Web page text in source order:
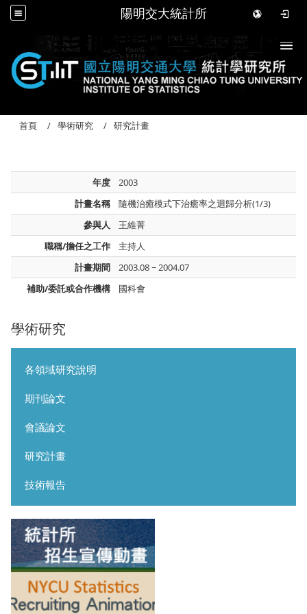
陽明交大統計所
學術研究
各領域研究說明
期刊論文
會議論文
研究計畫
技術報告
首頁 學術研究 研究計畫
年度
2003
計畫名稱
隨機治癒模式下治癒率之迴歸分析(1/3)
參與人
王維菁
職稱/擔任之工作
主持人
計畫期間
2003.08 ~ 2004.07
補助/委託或合作機構
國科會